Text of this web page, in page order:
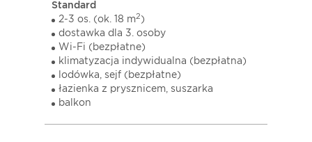
Standard
2-3 os. (ok. 18 m2 )
dostawka dla 3. osoby
Wi-Fi (bezpłatne)
klimatyzacja indywidualna (bezpłatna)
lodówka, sejf (bezpłatne)
łazienka z prysznicem, suszarka
balkon